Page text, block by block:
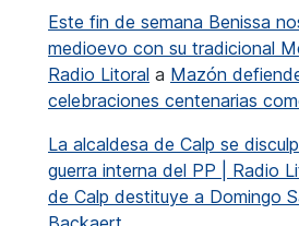
Este fin de semana Benissa
medioevo con su tradicional
Radio Litoral a Mazón
celebraciones centenarias
La alcaldesa de Calp se
guerra interna del PP | Radio
de Calp destituye a Domingo